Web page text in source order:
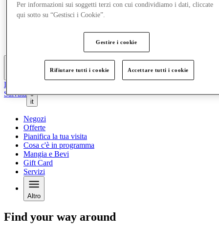
Pianifica la tua visita
Cosa c'è in programma
Il Club
Salvata
it
Negozi
Offerte
Pianifica la tua visita
Cosa c'è in programma
Mangia e Bevi
Gift Card
Servizi
Altro
Find your way around
Per informazioni sui soggetti terzi con cui condividiamo i dati, cliccate
qui sotto su “Gestisci i Cookie”.
Gestire i cookie
Rifiutare tutti i cookie Accettare tutti i cookie